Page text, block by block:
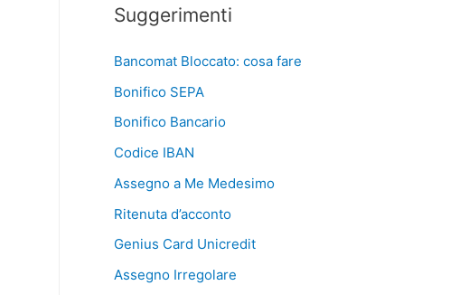
Suggerimenti
Bancomat Bloccato: cosa fare
Bonifico SEPA
Bonifico Bancario
Codice IBAN
Assegno a Me Medesimo
Ritenuta d’acconto
Genius Card Unicredit
Assegno Irregolare